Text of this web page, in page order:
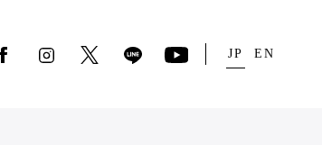
JP EN